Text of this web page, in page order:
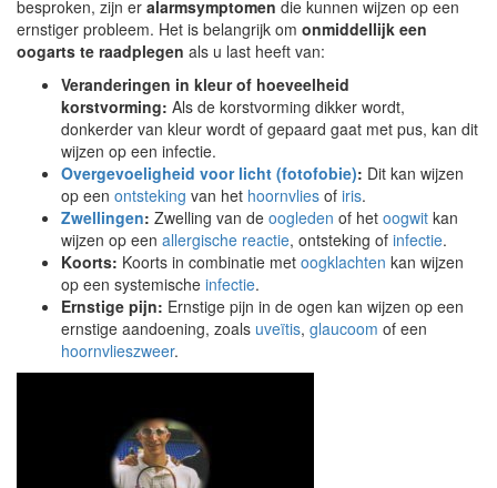
besproken, zijn er alarmsymptomen die kunnen wijzen op een
ernstiger probleem. Het is belangrijk om onmiddellijk een
oogarts te raadplegen als u last heeft van:
Veranderingen in kleur of hoeveelheid
korstvorming: Als de korstvorming dikker wordt,
donkerder van kleur wordt of gepaard gaat met pus, kan dit
wijzen op een infectie.
Overgevoeligheid voor licht (fotofobie): Dit kan wijzen
op een ontsteking van het hoornvlies of iris.
Zwellingen: Zwelling van de oogleden of het oogwit kan
wijzen op een allergische reactie, ontsteking of infectie.
Koorts: Koorts in combinatie met oogklachten kan wijzen
op een systemische infectie.
Ernstige pijn: Ernstige pijn in de ogen kan wijzen op een
ernstige aandoening, zoals uveïtis, glaucoom of een
hoornvlieszweer.